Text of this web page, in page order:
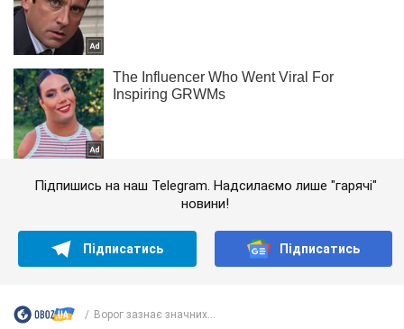
Підпишись на наш Telegram. Надсилаємо лише "гарячі"
новини!
Підписатись Підписатись
Ворог зазнає значних...